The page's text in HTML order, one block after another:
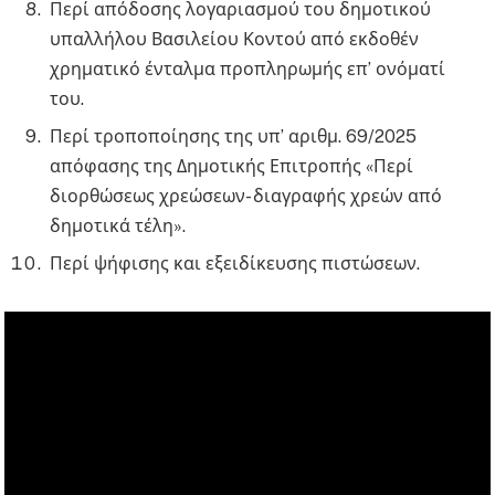
Περί απόδοσης λογαριασμού του δημοτικού
υπαλλήλου Βασιλείου Κοντού από εκδοθέν
χρηματικό ένταλμα προπληρωμής επ’ ονόματί
του.
Περί τροποποίησης της υπ’ αριθμ. 69/2025
απόφασης της Δημοτικής Επιτροπής «Περί
διορθώσεως χρεώσεων- διαγραφής χρεών από
δημοτικά τέλη».
Περί ψήφισης και εξειδίκευσης πιστώσεων.